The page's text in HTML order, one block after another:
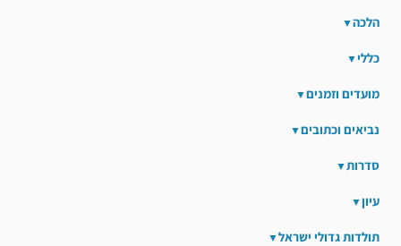
הלכה
כללי
מועדים וזמנים
נביאים וכתובים
סדרות
עיון
תולדות גדולי ישראל